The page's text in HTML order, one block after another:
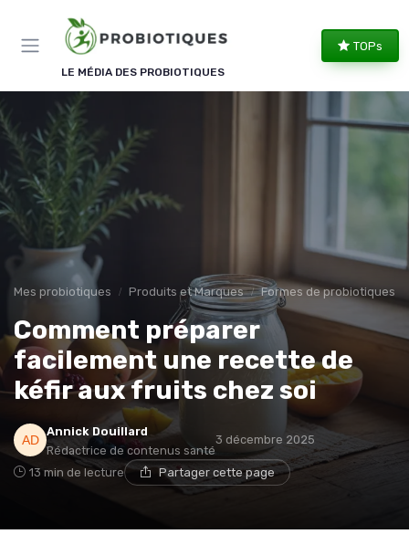
LE MÉDIA DES PROBIOTIQUES
TOPs
Mes probiotiques Produits et Marques Formes de probiotiques
Comment préparer
facilement une recette de
kéfir aux fruits chez soi
Annick Douillard
Rédactrice de contenus santé
3 décembre 2025
13 min de lecture Partager cette page